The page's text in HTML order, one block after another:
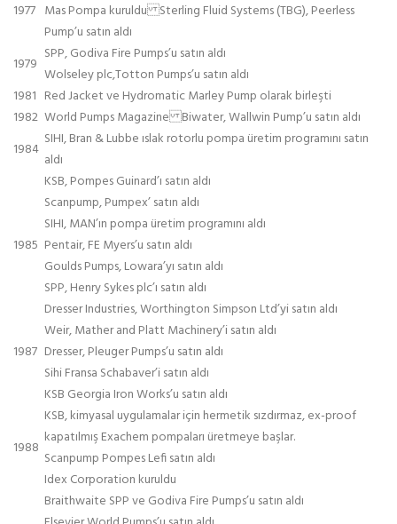
1977 Mas Pompa kuruldu Sterling Fluid Systems (TBG), Peerless
Pump’u satın aldı
1979
SPP, Godiva Fire Pumps’u satın aldı
Wolseley plc,Totton Pumps’u satın aldı
1981 Red Jacket ve Hydromatic Marley Pump olarak birleşti
1982 World Pumps Magazine Biwater, Wallwin Pump’u satın aldı
1984
SIHI, Bran & Lubbe ıslak rotorlu pompa üretim programını satın
aldı
1985
KSB, Pompes Guinard’ı satın aldı
Scanpump, Pumpex’ satın aldı
SIHI, MAN’ın pompa üretim programını aldı
Pentair, FE Myers’u satın aldı
Goulds Pumps, Lowara’yı satın aldı
SPP, Henry Sykes plc’ı satın aldı
Dresser Industries, Worthington Simpson Ltd’yi satın aldı
1987
Weir, Mather and Platt Machinery’i satın aldı
Dresser, Pleuger Pumps’u satın aldı
Sihi Fransa Schabaver’i satın aldı
1988
KSB Georgia Iron Works’u satın aldı
KSB, kimyasal uygulamalar için hermetik sızdırmaz, ex-proof
kapatılmış Exachem pompaları üretmeye başlar.
Scanpump Pompes Lefi satın aldı
Idex Corporation kuruldu
Braithwaite SPP ve Godiva Fire Pumps’u satın aldı